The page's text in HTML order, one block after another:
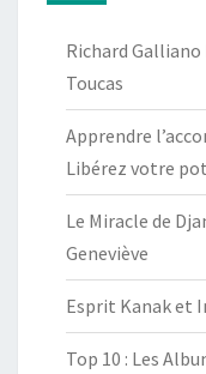
Richard
Toucas
Apprendre
Libérez votre
Le Miracle de
Geneviève
Esprit Kanak et
Top 10 : Les